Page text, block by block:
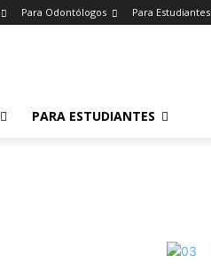
Para Odontólogos Para Estudiantes
PARA ESTUDIANTES